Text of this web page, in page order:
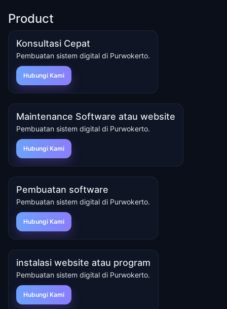
Product
Konsultasi Cepat
Pembuatan sistem digital di Purwokerto.
Hubungi Kami
Maintenance Software atau website
Pembuatan sistem digital di Purwokerto.
Hubungi Kami
Pembuatan software
Pembuatan sistem digital di Purwokerto.
Hubungi Kami
instalasi website atau program
Pembuatan sistem digital di Purwokerto.
Hubungi Kami